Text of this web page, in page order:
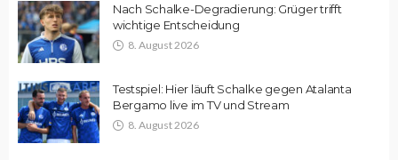
Nach Schalke-Degradierung: Grüger trifft
wichtige Entscheidung
8. August 2026
Testspiel: Hier läuft Schalke gegen Atalanta
Bergamo live im TV und Stream
8. August 2026